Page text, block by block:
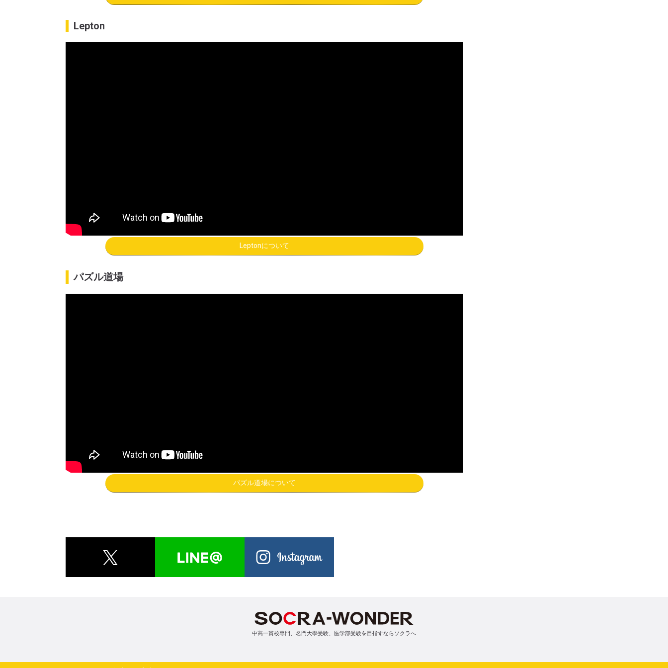
Lepton
Leptonについて
パズル道場
パズル道場について
中高一貫校専門、名門大學受験、医学部受験を目指すならソクラへ